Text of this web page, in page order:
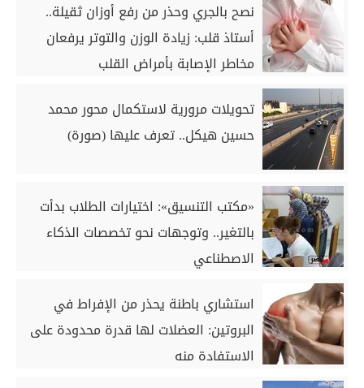
نصح بالجري وحذر من رفع أوزان ثقيلة..
أستاذ قلب: زيادة الوزن والتوتر يرفعان
مخاطر الإصابة بأمراض القلب
تحويلات مرورية لاستكمال محور محمد
حسين هيكل.. تعرف عليها (صورة)
«مكتب التنسيق»: اختيارات الطلاب بدأت
بالتغير.. وتوجهات نحو تخصصات الذكاء
الاصطناعي
استشاري باطنة يحذر من الإفراط في
البروتين: العضلات لها قدرة محدودة على
الاستفادة منه